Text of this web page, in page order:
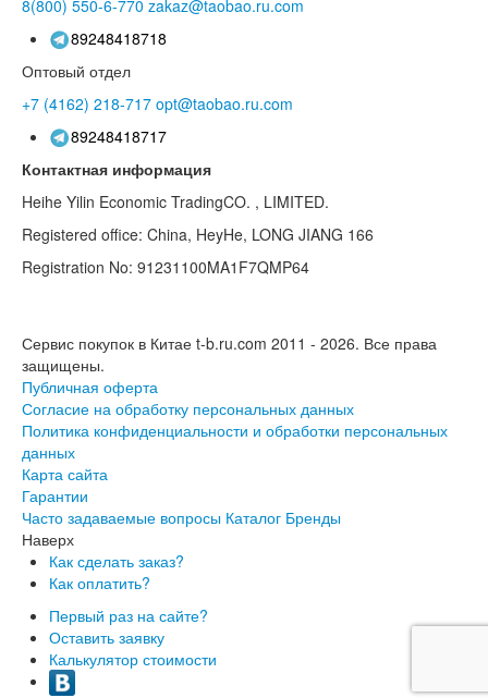
8(800) 550-6-770 zakaz@taobao.ru.com
89248418718
Оптовый отдел
+7 (4162) 218-717 opt@taobao.ru.com
89248418717
Контактная информация
Heihe Yilin Economic TradingCO. , LIMITED.
Registered office: China, HeyHe, LONG JIANG 166
Registration No: 91231100MA1F7QMP64
Сервис покупок в Китае t-b.ru.com 2011 - 2026. Все права
защищены.
Публичная оферта
Согласие на обработку персональных данных
Политика конфиденциальности и обработки персональных
данных
Карта сайта
Гарантии
Часто задаваемые вопросы Каталог Бренды
Наверх
Как сделать заказ?
Как оплатить?
Первый раз на сайте?
Оставить заявку
Калькулятор стоимости